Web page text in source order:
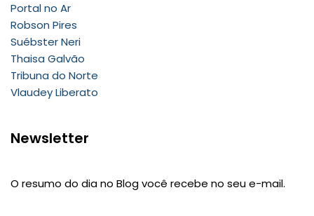
Portal no Ar
Robson Pires
Suébster Neri
Thaisa Galvão
Tribuna do Norte
Vlaudey Liberato
Newsletter
O resumo do dia no Blog você recebe no seu e-mail.